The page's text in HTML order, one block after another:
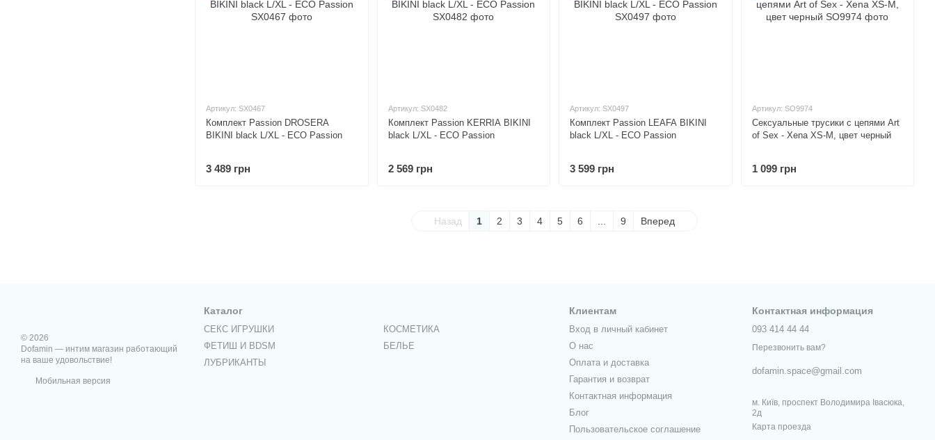
Артикул: SX0467
Комплект Passion DROSERA
BIKINI black L/XL - ECO Passion
3 489 грн
Артикул: SX0482
Комплект Passion KERRIA BIKINI
black L/XL - ECO Passion
2 569 грн
Артикул: SX0497
Комплект Passion LEAFA BIKINI
black L/XL - ECO Passion
3 599 грн
Артикул: SO9974
Сексуальные трусики с цепями Art
of Sex - Xena XS-M, цвет черный
1 099 грн
Назад 1 2 3 4 5 6 9 Вперед
© 2026
Dofamin — интим магазин работающий
на ваше удовольствие!
Мобильная версия
Каталог
СЕКС ИГРУШКИ
ФЕТИШ И BDSM
ЛУБРИКАНТЫ
КОСМЕТИКА
БЕЛЬЕ
Клиентам
Вход в личный кабинет
О нас
Оплата и доставка
Гарантия и возврат
Контактная информация
Блог
Пользовательское соглашение
Контактная информация
093 414 44 44
Перезвонить вам?
dofamin.space@gmail.com
м. Київ, проспект Володимира Івасюка,
2д
Карта проезда